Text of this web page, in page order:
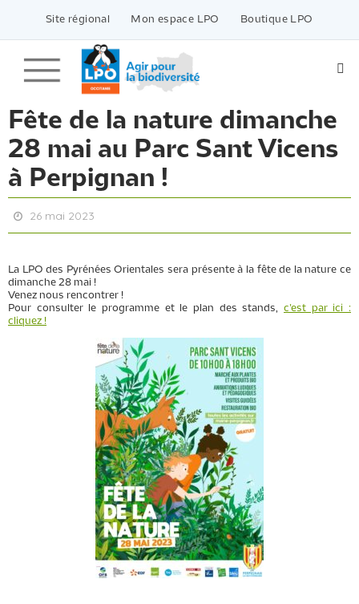
contenu
Site régional Mon espace LPO Boutique LPO
Fête de la nature dimanche
28 mai au Parc Sant Vicens
à Perpignan !
26 mai 2023
La LPO des Pyrénées Orientales sera présente à la fête de la nature ce
dimanche 28 mai !
Venez nous rencontrer !
Pour consulter le programme et le plan des stands, c’est par ici :
cliquez !